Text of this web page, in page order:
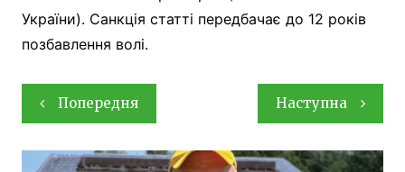
України). Санкція статті передбачає до 12 років
позбавлення волі.
Навігація
записів
Попередня Наступна